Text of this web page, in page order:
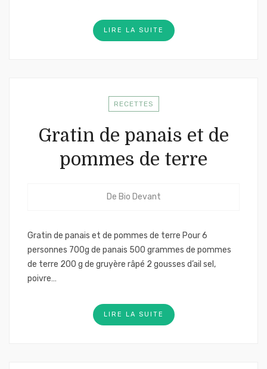
LIRE LA SUITE
RECETTES
Gratin de panais et de
pommes de terre
De Bio Devant
Gratin de panais et de pommes de terre Pour 6
personnes 700g de panais 500 grammes de pommes
de terre 200 g de gruyère râpé 2 gousses d’ail sel,
poivre…
LIRE LA SUITE